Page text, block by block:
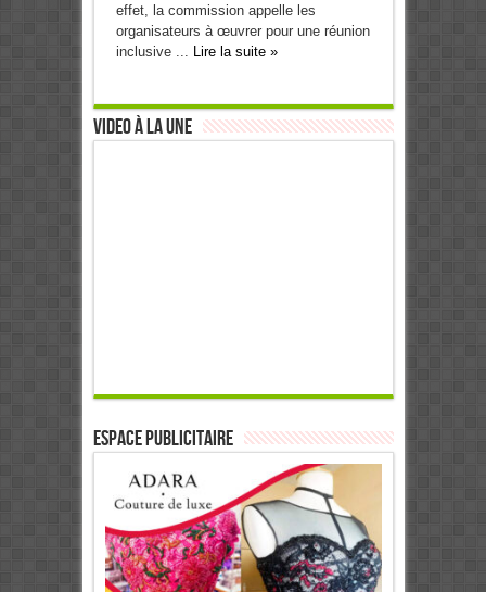
effet, la commission appelle les
organisateurs à œuvrer pour une réunion
inclusive ... Lire la suite »
Video à la Une
ESPACE PUBLICITAIRE